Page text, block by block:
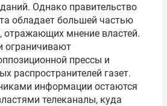
Однако правительство
обладает большей частью
отражающих мнение властей.
ограничивают
прессы и
распространителей газет.
информации остаются
телеканалы, куда